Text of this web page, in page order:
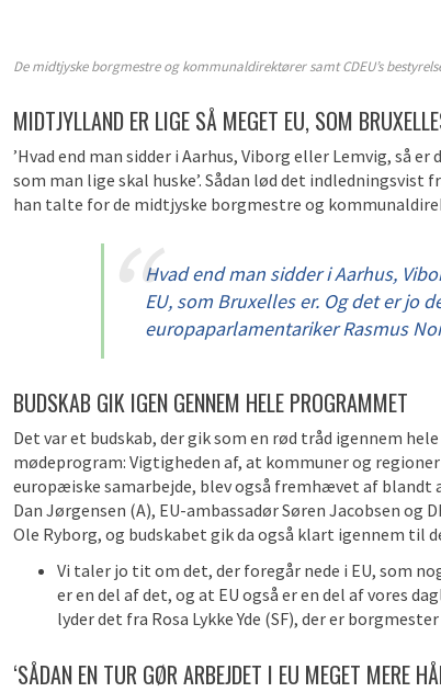
De midtjyske borgmestre og kommunaldirektører samt CDEU’s
MIDTJYLLAND ER LIGE SÅ MEGET EU, SOM
’Hvad end man sidder i Aarhus, Viborg eller Lemvig, så
som man lige skal huske’. Sådan lød det
han talte for de midtjyske borgmestre og
Hvad end man sidder i Aarhus,
EU, som Bruxelles er. Og det er jo
europaparlamentariker Rasmus
BUDSKAB GIK IGEN GENNEM HELE PROGRAMMET
Det var et budskab, der gik som en rød tråd igennem
mødeprogram: Vigtigheden af, at kommuner og
europæiske samarbejde, blev også fremhævet af blandt
Dan Jørgensen (A), EU-ambassadør Søren Jacobsen og
Ole Ryborg, og budskabet gik da også klart igennem til
Vi taler jo tit om det, der foregår nede i EU, som
er en del af det, og at EU også er en del af vores
lyder det fra Rosa Lykke Yde (SF), der er
‘SÅDAN EN TUR GØR ARBEJDET I EU MEGET MERE